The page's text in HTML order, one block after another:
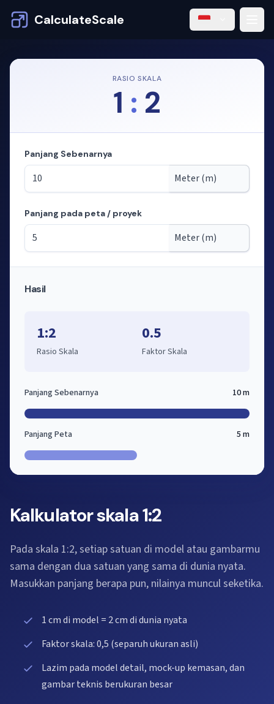
CalculateScale
Kalkulator skala 1:2
Pada skala 1:2, setiap satuan di model atau gambarmu
sama dengan dua satuan yang sama di dunia nyata.
Masukkan panjang berapa pun, nilainya muncul seketika.
1 cm di model = 2 cm di dunia nyata
Faktor skala: 0,5 (separuh ukuran asli)
Lazim pada model detail, mock-up kemasan, dan
gambar teknis berukuran besar
RASIO SKALA
1 : 2
Mode: menghitung panjang dari skala
Panjang Sebenarnya
Panjang pada peta / proyek
Hasil
1:2
Rasio Skala
0.5
Faktor Skala
Panjang Sebenarnya 10 m
Panjang Peta 5 m